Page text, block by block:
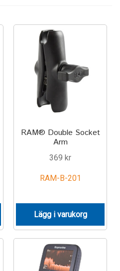
RAM® Double Socket
Arm
369 kr
RAM-B-201
Lägg i varukorg